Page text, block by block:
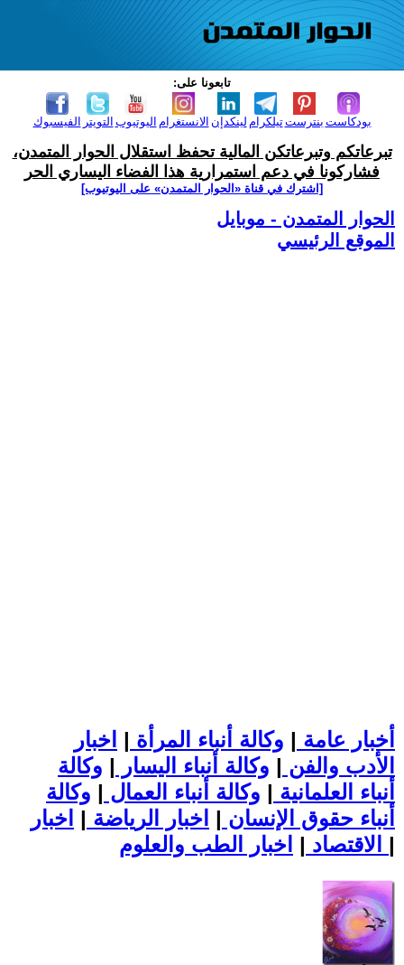
تابعونا على:
الفيسبوك التويتر اليوتيوب الانستغرام لينكدإن تيلكرامبنترست بودكاست
تبرعاتكم وتبرعاتكن المالية تحفظ استقلال الحوار المتمدن،
فشاركونا في دعم استمرارية هذا الفضاء اليساري الحر
[اشترك في قناة ‫«الحوار المتمدن» على اليوتيوب]
الحوار المتمدن - موبايل
الموقع الرئيسي
أخبار عامة | وكالة أنباء المرأة | اخبار
الأدب والفن | وكالة أنباء اليسار | وكالة
أنباء العلمانية | وكالة أنباء العمال | وكالة
أنباء حقوق الإنسان | اخبار الرياضة | اخبار
الاقتصاد | |